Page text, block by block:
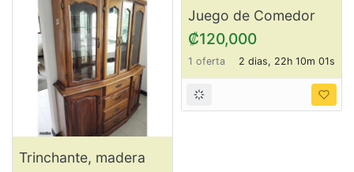
Armario, madera
sólida ItemSD9
₡130,000
0 ofertas 2 dias, 22h 40m 01s
Cocina electrica GE
ItemSD5
₡70,000
0 ofertas 2 dias, 22h 30m 01s